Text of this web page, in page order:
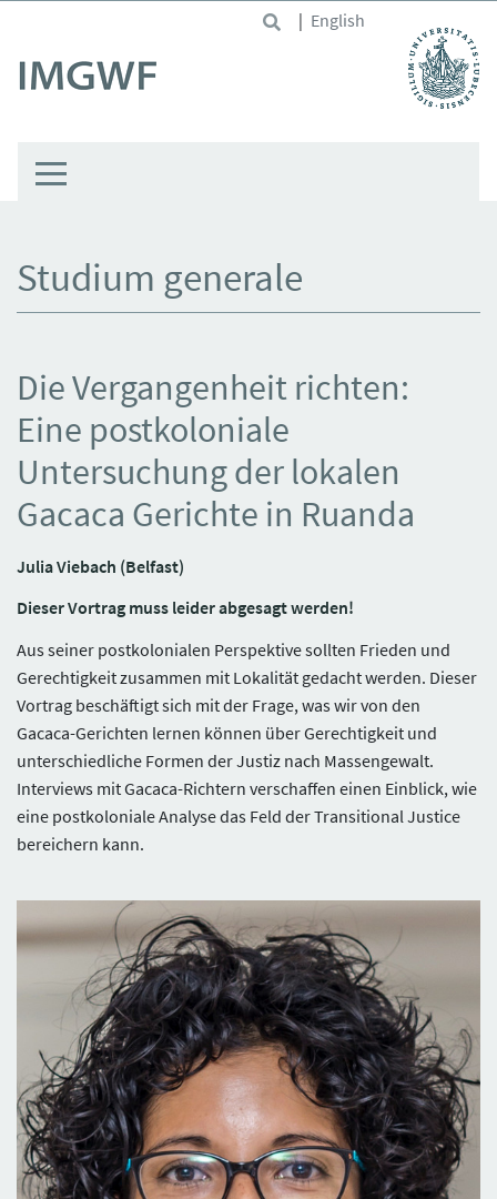
| English
Studium generale
Die Vergangenheit richten:
Eine postkoloniale
Untersuchung der lokalen
Gacaca Gerichte in Ruanda
Julia Viebach (Belfast)
Dieser Vortrag muss leider abgesagt werden!
Aus seiner postkolonialen Perspektive sollten Frieden und
Gerechtigkeit zusammen mit Lokalität gedacht werden. Dieser
Vortrag beschäftigt sich mit der Frage, was wir von den
Gacaca-Gerichten lernen können über Gerechtigkeit und
unterschiedliche Formen der Justiz nach Massengewalt.
Interviews mit Gacaca-Richtern verschaffen einen Einblick, wie
eine postkoloniale Analyse das Feld der Transitional Justice
bereichern kann.